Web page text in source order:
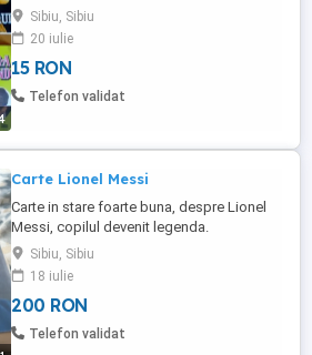
Bradford, 570 pag. - Titlu : "Ingerul", de
Barbara Taylor Bradford, 507 pag. - Titlu :
"Ispita", de Barbara Cartland, 287 pag. -
Titlu : "Sarutul" de Barbara Cartland, 236
pag. Cartile se prezinta intr-o stare
Sibiu, Sibiu
20 iulie
15 RON
Telefon validat
Carte Lionel Messi
Carte in stare foarte buna, despre Lionel
Messi, copilul devenit legenda.
Sibiu, Sibiu
18 iulie
200 RON
Telefon validat